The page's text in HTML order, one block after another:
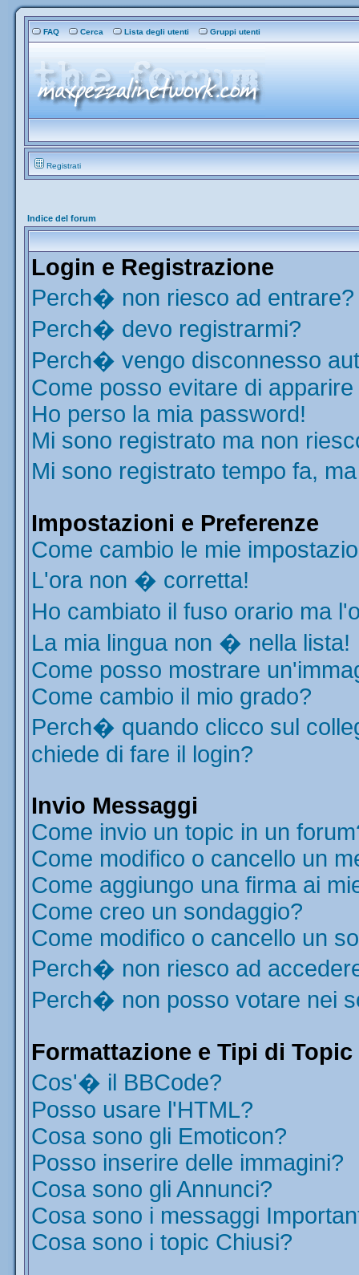
FAQ Cerca Lista degli utenti Gruppi utenti
Registrati
Indice del forum
Login e Registrazione
Perch� non riesco ad entrare?
Perch� devo registrarmi?
Perch� vengo disconnesso
Come posso evitare di
Ho perso la mia password!
Mi sono registrato ma non
Mi sono registrato tempo fa,
Impostazioni e Preferenze
Come cambio le mie
L'ora non � corretta!
Ho cambiato il fuso orario ma
La mia lingua non � nella lista!
Come posso mostrare
Come cambio il mio grado?
Perch� quando clicco sul
chiede di fare il login?
Invio Messaggi
Come invio un topic in un
Come modifico o cancello un
Come aggiungo una firma ai
Come creo un sondaggio?
Come modifico o cancello un
Perch� non riesco ad
Perch� non posso votare nei
Formattazione e Tipi di Topic
Cos'� il BBCode?
Posso usare l'HTML?
Cosa sono gli Emoticon?
Posso inserire delle immagini?
Cosa sono gli Annunci?
Cosa sono i messaggi
Cosa sono i topic Chiusi?